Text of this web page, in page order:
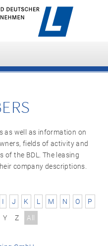
as well as information on
fields of activity and
of the BDL. The leasing
company descriptions.
I J K L M N O P
Y Z All